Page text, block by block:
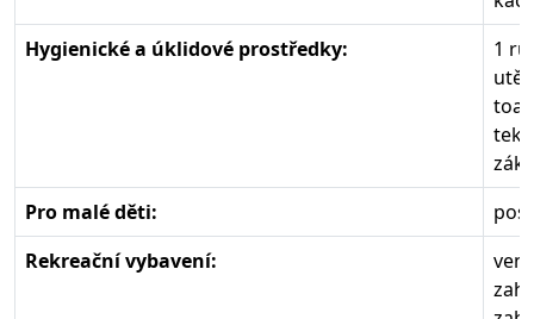
Hygienické a úklidové prostředky:
1
Pro malé děti:
Rekreační vybavení: